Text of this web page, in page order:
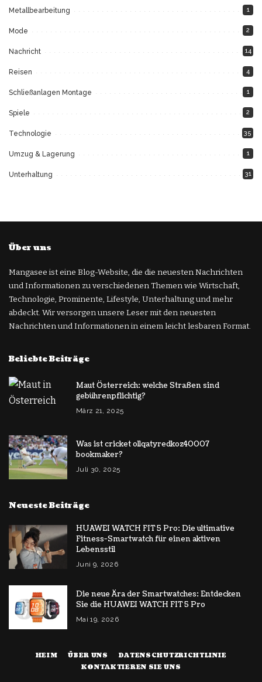
Metallbearbeitung 1
Mode 2
Nachricht 14
Reisen 4
Schließanlagen Montage 1
Spiele 2
Technologie 35
Umzug & Lagerung 1
Unterhaltung 31
Über uns
Mangasee ist eine Blog-Website, die die neuesten Nachrichten
und Informationen zu verschiedenen Themen wie Wirtschaft,
Technologie, Prominente, Lifestyle, Unterhaltung und mehr
abdeckt. Wir versorgen unsere Leser mit den neuesten
Nachrichten und Informationen in einem leicht lesbaren Format.
Beliebte Beiträge
Maut Österreich: welche Straßen sind
gebührenpflichtig?
März 21, 2025
Was ist cricket ollqatyredkoz40007
bookmaker?
Juli 30, 2025
Neueste Beiträge
HUAWEI WATCH FIT 5 Pro: Die ultimative
Fitness-Smartwatch für einen aktiven
Lebensstil
Juni 9, 2026
Die neue Ära der Smartwatches: Entdecken
Sie die HUAWEI WATCH FIT 5 Pro
Mai 19, 2026
HEIM ÜBER UNS
DATENSCHUTZRICHTLINIE
KONTAKTIEREN SIE UNS